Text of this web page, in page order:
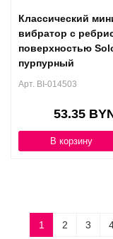
Классический
вибратор с
поверхностью
пурпурный
Арт. BI-014503
53.35
В корзину
1 2 3